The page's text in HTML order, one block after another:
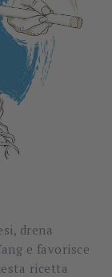
drena
e favorisce
ricetta